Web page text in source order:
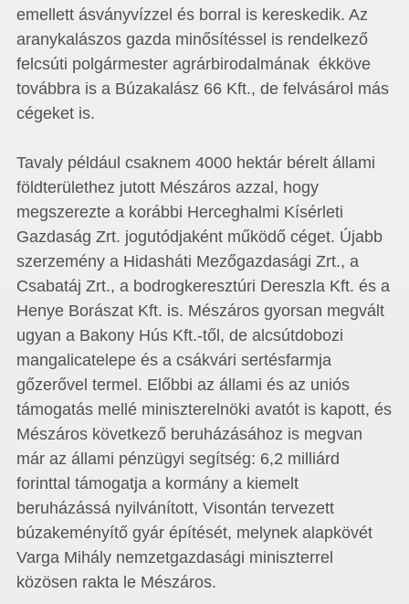
emellett ásványvízzel és borral is kereskedik. Az
aranykalászos gazda minősítéssel is rendelkező
felcsúti polgármester agrárbirodalmának ékköve
továbbra is a Búzakalász 66 Kft., de felvásárol más
cégeket is.
Tavaly például csaknem 4000 hektár bérelt állami
földterülethez jutott Mészáros azzal, hogy
megszerezte a korábbi Herceghalmi Kísérleti
Gazdaság Zrt. jogutódjaként működő céget. Újabb
szerzemény a Hidasháti Mezőgazdasági Zrt., a
Csabatáj Zrt., a bodrogkeresztúri Dereszla Kft. és a
Henye Borászat Kft. is. Mészáros gyorsan megvált
ugyan a Bakony Hús Kft.-től, de alcsútdobozi
mangalicatelepe és a csákvári sertésfarmja
gőzerővel termel. Előbbi az állami és az uniós
támogatás mellé miniszterelnöki avatót is kapott, és
Mészáros következő beruházásához is megvan
már az állami pénzügyi segítség: 6,2 milliárd
forinttal támogatja a kormány a kiemelt
beruházássá nyilvánított, Visontán tervezett
búzakeményítő gyár építését, melynek alapkövét
Varga Mihály nemzetgazdasági miniszterrel
közösen rakta le Mészáros.